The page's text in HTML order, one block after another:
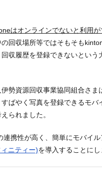
はオンラインでないと利用
回収場所等ではそもそも
収履歴を登録できないという
勢資源回収事業協同組合さま
ばやく写真を登録できるモバ
られました。
連携性が高く、簡単にモバイ
ニティー)を導入することにし